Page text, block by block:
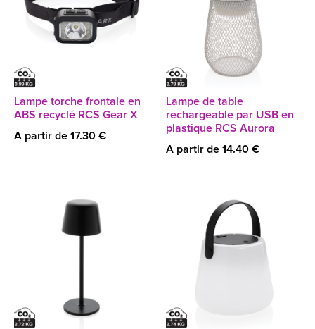
Lampe torche frontale en
ABS recyclé RCS Gear X
A partir de 17.30 €
Lampe de table
rechargeable par USB en
plastique RCS Aurora
A partir de 14.40 €